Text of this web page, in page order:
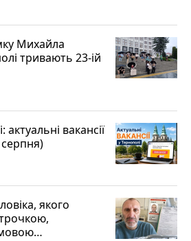
Михайла
тривають 23-ій
вакансії
якого